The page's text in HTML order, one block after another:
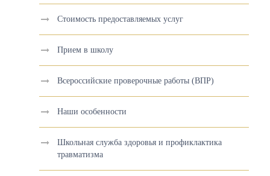
Стоимость предоставляемых услуг
Прием в школу
Всероссийские проверочные работы (ВПР)
Наши особенности
Школьная служба здоровья и профиклактика
травматизма